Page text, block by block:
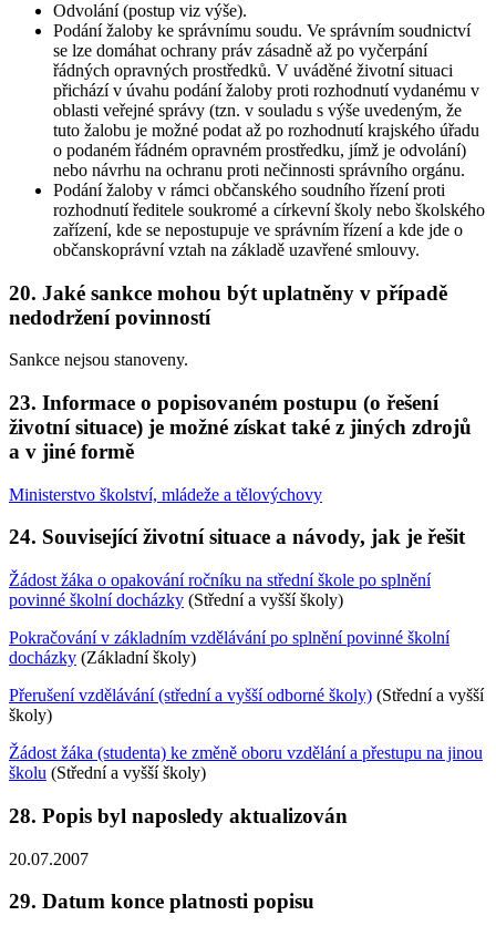
Odvolání (postup viz výše).
Podání žaloby ke správnímu soudu. Ve správním soudnictví
se lze domáhat ochrany práv zásadně až po vyčerpání
řádných opravných prostředků. V uváděné životní situaci
přichází v úvahu podání žaloby proti rozhodnutí vydanému v
oblasti veřejné správy (tzn. v souladu s výše uvedeným, že
tuto žalobu je možné podat až po rozhodnutí krajského úřadu
o podaném řádném opravném prostředku, jímž je odvolání)
nebo návrhu na ochranu proti nečinnosti správního orgánu.
Podání žaloby v rámci občanského soudního řízení proti
rozhodnutí ředitele soukromé a církevní školy nebo školského
zařízení, kde se nepostupuje ve správním řízení a kde jde o
občanskoprávní vztah na základě uzavřené smlouvy.
20. Jaké sankce mohou být uplatněny v případě
nedodržení povinností
Sankce nejsou stanoveny.
23. Informace o popisovaném postupu (o řešení
životní situace) je možné získat také z jiných zdrojů
a v jiné formě
Ministerstvo školství, mládeže a tělovýchovy
24. Související životní situace a návody, jak je řešit
Žádost žáka o opakování ročníku na střední škole po splnění
povinné školní docházky (Střední a vyšší školy)
Pokračování v základním vzdělávání po splnění povinné školní
docházky (Základní školy)
Přerušení vzdělávání (střední a vyšší odborné školy) (Střední a vyšší
školy)
Žádost žáka (studenta) ke změně oboru vzdělání a přestupu na jinou
školu (Střední a vyšší školy)
28. Popis byl naposledy aktualizován
20.07.2007
29. Datum konce platnosti popisu